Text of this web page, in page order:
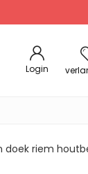
Login
riem